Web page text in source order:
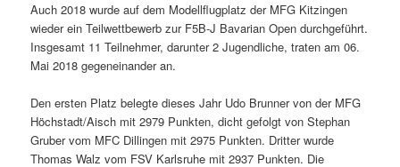
Auch 2018 wurde auf dem Modellflugplatz der MFG Kitzingen
wieder ein Teilwettbewerb zur F5B-J Bavarian Open durchgeführt.
Insgesamt 11 Teilnehmer, darunter 2 Jugendliche, traten am 06.
Mai 2018 gegeneinander an.
Den ersten Platz belegte dieses Jahr Udo Brunner von der MFG
Höchstadt/Aisch mit 2979 Punkten, dicht gefolgt von Stephan
Gruber vom MFC Dillingen mit 2975 Punkten. Dritter wurde
Thomas Walz vom FSV Karlsruhe mit 2937 Punkten. Die